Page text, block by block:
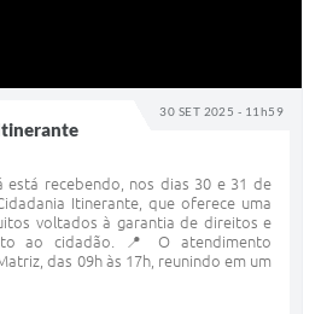
30 SET 2025 - 11h59
está recebendo, nos dias 30 e 31 de
Itinerante, que oferece uma
voltados à garantia de direitos e
ao cidadão. 📍 O atendimento
das 09h às 17h, reunindo em um